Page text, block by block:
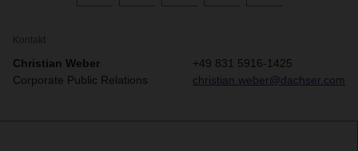
Kontakt
Christian Weber
Corporate Public Relations
+49 831 5916-1425
christian.weber@dachser.com